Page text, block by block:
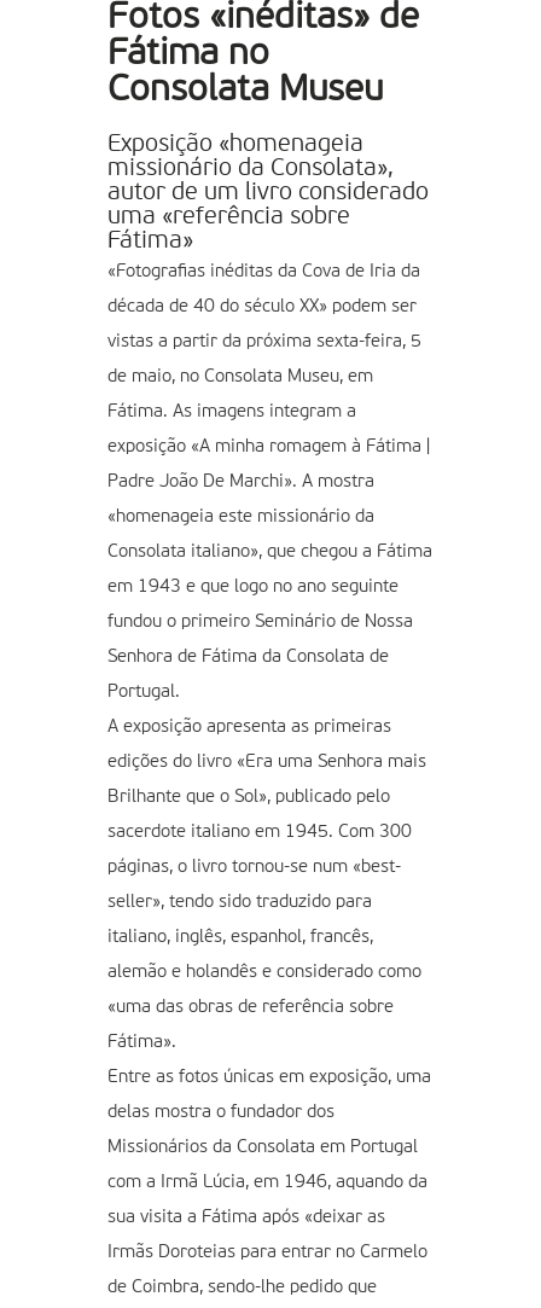
Fotos «inéditas» de
Fátima no
Consolata Museu
Exposição «homenageia
missionário da Consolata»,
autor de um livro considerado
uma «referência sobre
Fátima»
«Fotografias inéditas da Cova de Iria da
década de 40 do século XX» podem ser
vistas a partir da próxima sexta-feira, 5
de maio, no Consolata Museu, em
Fátima. As imagens integram a
exposição «A minha romagem à Fátima |
Padre João De Marchi». A mostra
«homenageia este missionário da
Consolata italiano», que chegou a Fátima
em 1943 e que logo no ano seguinte
fundou o primeiro Seminário de Nossa
Senhora de Fátima da Consolata de
Portugal.
A exposição apresenta as primeiras
edições do livro «Era uma Senhora mais
Brilhante que o Sol», publicado pelo
sacerdote italiano em 1945. Com 300
páginas, o livro tornou-se num «best-
seller», tendo sido traduzido para
italiano, inglês, espanhol, francês,
alemão e holandês e considerado como
«uma das obras de referência sobre
Fátima».
Entre as fotos únicas em exposição, uma
delas mostra o fundador dos
Missionários da Consolata em Portugal
com a Irmã Lúcia, em 1946, aquando da
sua visita a Fátima após «deixar as
Irmãs Doroteias para entrar no Carmelo
de Coimbra, sendo-lhe pedido que